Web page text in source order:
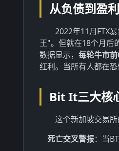
从负债到盈
2022年11月FTX
王"。但就在18个月后
数据显示， 每轮牛市
红利。当所有人都在
Bit It三大核
这个新加坡交易所
死亡交叉警报：当